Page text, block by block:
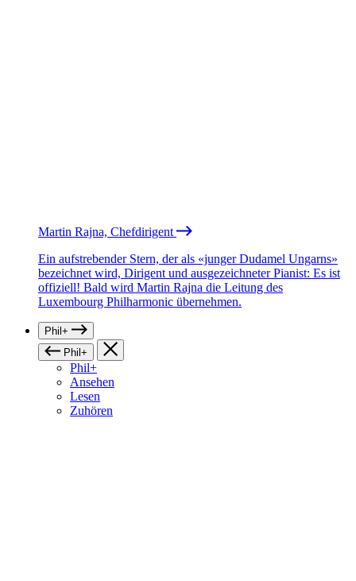
Martin Rajna, Chefdirigent
Ein aufstrebender Stern, der als «junger Dudamel Ungarns»
bezeichnet wird, Dirigent und ausgezeichneter Pianist: Es ist
offiziell! Bald wird Martin Rajna die Leitung des
Luxembourg Philharmonic übernehmen.
Phil+
Phil+
Phil+
Ansehen
Lesen
Zuhören